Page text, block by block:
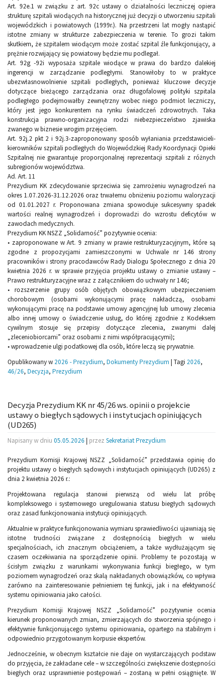
Art. 92e.1 w związku z art. 92c ustawy o działalności leczniczej opiera
strukturę szpitali wiodących na historycznej już decyzji o utworzeniu szpitali
wojewódzkich i powiatowych (1999r.). Na przestrzeni lat mogły nastąpić
istotne zmiany w strukturze zabezpieczenia w terenie. To grozi takim
skutkiem, że szpitalem wiodącym może zostać szpital źle funkcjonujący, a
prężnie rozwijający się powiatowy będzie mu podlegał.
Art. 92g -92i wyposaża szpitale wiodące w prawa do bardzo dalekiej
ingerencji w zarządzanie podległymi. Stanowiłoby to w praktyce
ubezwłasnowolnienie szpitali podległych, ponieważ kluczowe decyzje
dotyczące bieżącego zarządzania oraz długofalowej polityki szpitala
podległego podejmowałby zewnętrzny wobec niego podmiot leczniczy,
który jest jego konkurentem na rynku świadczeń zdrowotnych. Taka
konstrukcja prawno-organizacyjna rodzi niebezpieczeństwo zjawiska
zwanego w biznesie wrogim przejęciem.
Art. 92j.2 pkt 2 i 92j.3-zaproponowany sposób wyłaniania przedstawicieli-
kierowników szpitali podległych do Wojewódzkiej Rady Koordynacji Opieki
Szpitalnej nie gwarantuje proporcjonalnej reprezentacji szpitali z różnych
subregionów województwa.
Ad. Art. 11
Prezydium KK zdecydowanie sprzeciwia się zamrożeniu wynagrodzeń na
okres 1.07.2026-31.12.2026 oraz trwałemu obniżeniu poziomu waloryzacji
od 01.01.2027 r. Proponowana zmiana spowoduje sukcesywny spadek
wartości realnej wynagrodzeń i doprowadzi do wzrostu deficytów w
zawodach medycznych.
Prezydium KK NSZZ „Solidarność” pozytywnie ocenia:
• zaproponowane w Art. 9 zmiany w prawie restrukturyzacyjnym, które są
zgodne z propozycjami zamieszczonymi w Uchwale nr 146 strony
pracowników i strony pracodawców Rady Dialogu Społecznego z dnia 20
kwietnia 2026 r. w sprawie przyjęcia projektu ustawy o zmianie ustawy –
Prawo restrukturyzacyjne wraz z załącznikiem do uchwały nr 146;
• rozszerzenie grupy osób objętych obowiązkowym ubezpieczeniem
chorobowym (osobami wykonującymi pracę nakładczą, osobami
wykonującymi pracę na podstawie umowy agencyjnej lub umowy zlecenia
albo innej umowy o świadczenie usług, do której zgodnie z Kodeksem
cywilnym stosuje się przepisy dotyczące zlecenia, zwanymi dalej
„zleceniobiorcami” oraz osobami z nimi współpracującymi);
• wprowadzenie ulgi podatkowej dla osób, które leczą się prywatnie.
Opublikowany w 2026 - Prezydium, Dokumenty Prezydium | Tagi 2026,
46/26, Decyzja, Prezydium
Decyzja Prezydium KK nr 45/26 ws. opinii o projekcie
ustawy o biegłych sądowych i instytucjach opiniujących
(UD265)
Napisany w dniu 05.05.2026 | przez Sekretariat Prezydium
Prezydium Komisji Krajowej NSZZ „Solidarność” przedstawia opinię do
projektu ustawy o biegłych sądowych i instytucjach opiniujących (UD265) z
dnia 2 kwietnia 2026 r.:
Projektowana regulacja stanowi pierwszą od wielu lat próbę
kompleksowego i systemowego uregulowania statusu biegłych sądowych
oraz zasad funkcjonowania instytucji opiniujących.
Aktualnie w praktyce funkcjonowania wymiaru sprawiedliwości ujawniają się
istotne trudności związane z dostępnością biegłych w wielu
specjalnościach, ich znacznym obciążeniem, a także wydłużającym się
czasem oczekiwania na sporządzenie opinii. Problemy te pozostają w
ścisłym związku z warunkami wykonywania funkcji biegłego, w tym
poziomem wynagrodzeń oraz skalą nakładanych obowiązków, co wpływa
zarówno na zainteresowanie pełnieniem tej funkcji, jak i na efektywność
systemu opiniowania jako całości.
Prezydium Komisji Krajowej NSZZ „Solidarność” pozytywnie ocenia
kierunek proponowanych zmian, zmierzających do stworzenia spójnego i
efektywnie funkcjonującego systemu opiniowania, opartego na stabilnym i
odpowiednio przygotowanym korpusie ekspertów.
Jednocześnie, w obecnym kształcie nie daje on wystarczających podstaw
do przyjęcia, że zakładane cele – w szczególności zwiększenie dostępności
biegłych oraz usprawnienie postępowań – zostaną w pełni osiągnięte. W